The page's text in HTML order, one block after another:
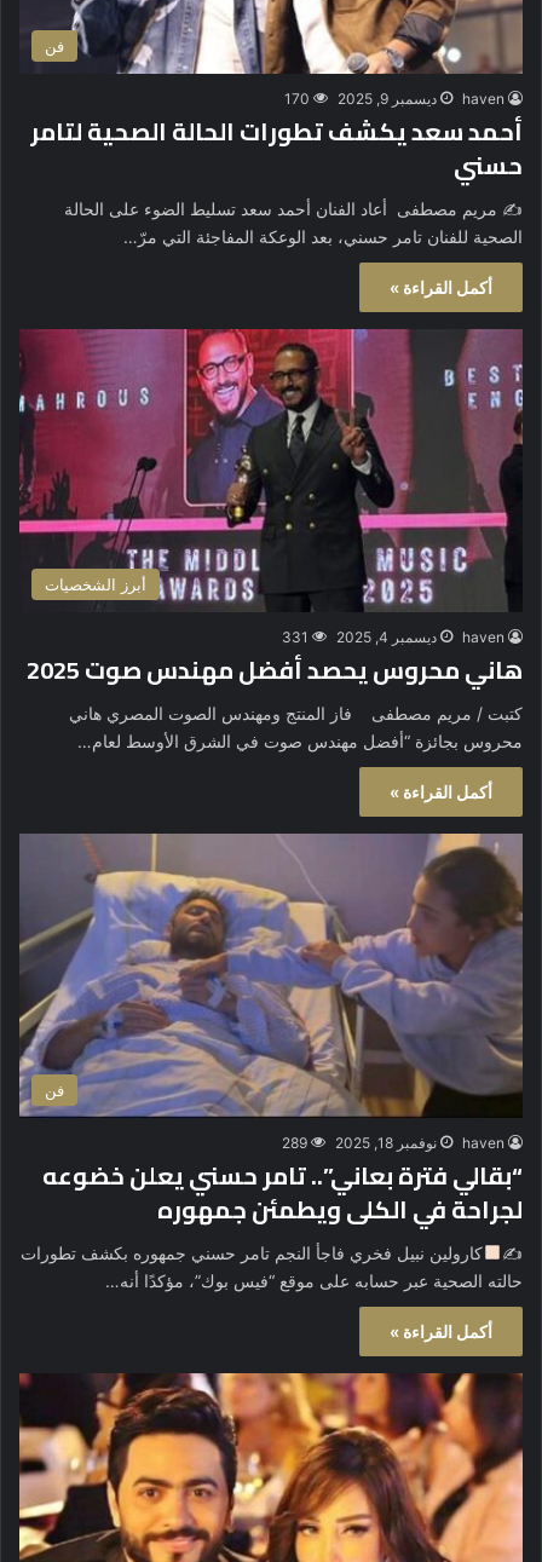
فن
haven ديسمبر 9, 2025 170
أحمد سعد يكشف تطورات الحالة الصحية لتامر
حسني
✍️ مريم مصطفى أعاد الفنان أحمد سعد تسليط الضوء على الحالة
الصحية للفنان تامر حسني، بعد الوعكة المفاجئة التي مرّ…
أكمل القراءة »
أبرز الشخصيات
haven ديسمبر 4, 2025 331
هاني محروس يحصد أفضل مهندس صوت 2025
كتبت / مريم مصطفى فاز المنتج ومهندس الصوت المصري هاني
محروس بجائزة “أفضل مهندس صوت في الشرق الأوسط لعام…
أكمل القراءة »
فن
haven نوفمبر 18, 2025 289
“بقالي فترة بعاني”.. تامر حسني يعلن خضوعه
لجراحة في الكلى ويطمئن جمهوره
✍
كارولين نبيل فخري فاجأ النجم تامر حسني جمهوره بكشف تطورات
حالته الصحية عبر حسابه على موقع “فيس بوك”، مؤكدًا أنه…
أكمل القراءة »